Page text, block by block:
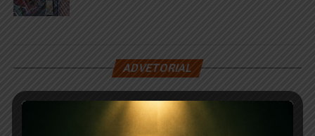
ADVETORIAL